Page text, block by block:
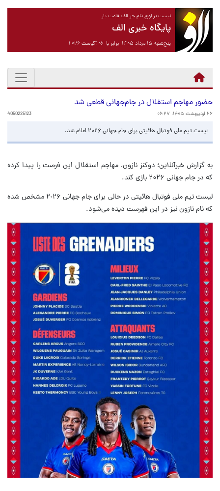
نیست بر لوح دلم جز الف قامت یار
پایگاه خبری الف
پنج‌شنبه ۱۵ مرداد ۱۴۰۵ برابر با ۰۶ آگوست ۲۰۲۶
حضور مهاجم استقلال در جام‌جهانی قطعی شد
۲۶ اردیبهشت ۱۴۰۵، ۰۶:۲۷ 4050225123
لیست تیم ملی فوتبال هائیتی برای جام جهانی ۲۰۲۶ اعلام شد.
به گزارش خبرآنلاین؛ دوکنز نازون، مهاجم استقلال این فرصت را پیدا کرده
که در جام جهانی ۲۰۲۶ بازی کند.
لیست تیم ملی فوتبال هائیتی در حالی برای جام جهانی ٢٠٢۶ مشخص شده
که نام نازون نیز در این فهرست دیده می‌شود.